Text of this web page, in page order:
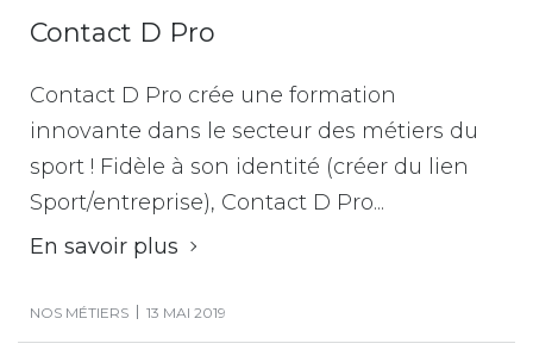
Contact D Pro
Contact D Pro crée une formation
innovante dans le secteur des métiers du
sport ! Fidèle à son identité (créer du lien
Sport/entreprise), Contact D Pro...
En savoir plus
NOS MÉTIERS 13 MAI 2019